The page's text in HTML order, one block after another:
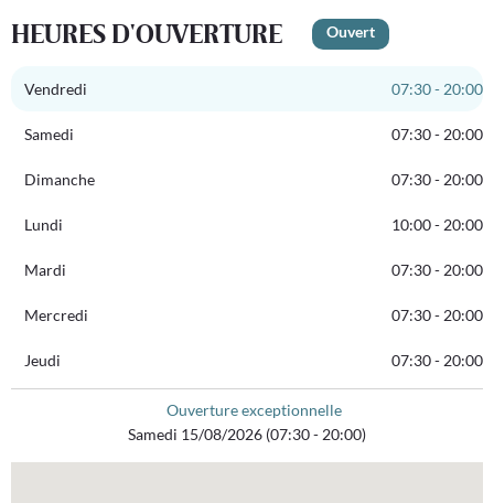
HEURES D'OUVERTURE Ouvert
Vendredi 07:30 - 20:00
Samedi 07:30 - 20:00
Dimanche 07:30 - 20:00
Lundi 10:00 - 20:00
Mardi 07:30 - 20:00
Mercredi 07:30 - 20:00
Jeudi 07:30 - 20:00
Ouverture exceptionnelle
Samedi 15/08/2026 (07:30 - 20:00)